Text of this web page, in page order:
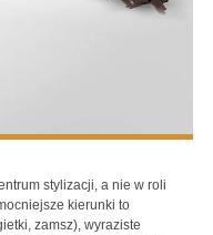
stylizacji, a nie w roli
kierunki to
zamsz), wyraziste